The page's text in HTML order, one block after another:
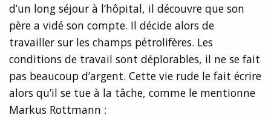
d’un long séjour à l’hôpital, il découvre que son
père a vidé son compte. Il décide alors de
travailler sur les champs pétrolifères. Les
conditions de travail sont déplorables, il ne se fait
pas beaucoup d’argent. Cette vie rude le fait écrire
alors qu’il se tue à la tâche, comme le mentionne
Markus Rottmann :